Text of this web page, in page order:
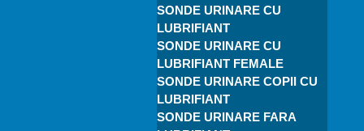
SONDE URINARE CU
LUBRIFIANT
SONDE URINARE CU
LUBRIFIANT FEMALE
SONDE URINARE COPII CU
LUBRIFIANT
SONDE URINARE FARA